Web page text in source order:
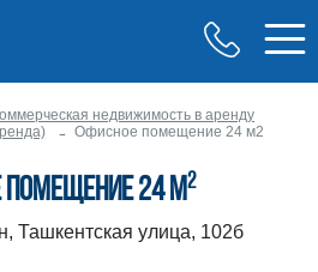
недвижимость в аренду
Офисное помещение 24 м2
помещение 24 м2
Ташкентская улица, 102б